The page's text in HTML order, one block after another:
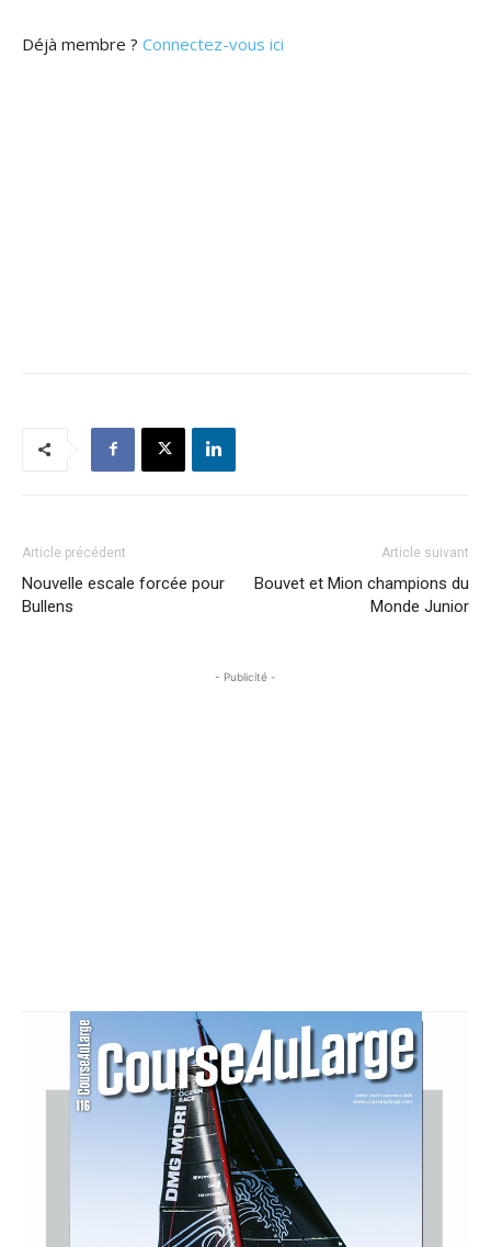
Déjà membre ? Connectez-vous ici
Article précédent
Nouvelle escale forcée pour
Bullens
Article suivant
Bouvet et Mion champions du
Monde Junior
- Publicité -